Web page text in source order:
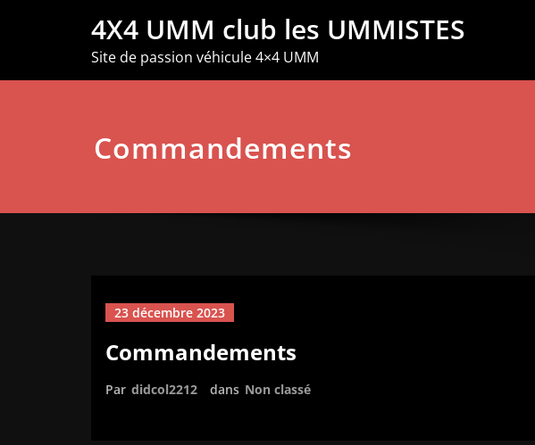
4X4 UMM club les UMMISTES
Site de passion véhicule 4×4 UMM
Commandements
23 décembre 2023
Commandements
Par didcol2212 dans Non classé